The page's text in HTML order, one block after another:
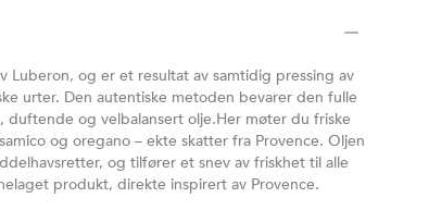
Luberon, og er et resultat av samtidig pressing av
urter. Den autentiske metoden bevarer den fulle
duftende og velbalansert olje.Her møter du friske
og oregano – ekte skatter fra Provence. Oljen
og tilfører et snev av friskhet til alle
produkt, direkte inspirert av Provence.